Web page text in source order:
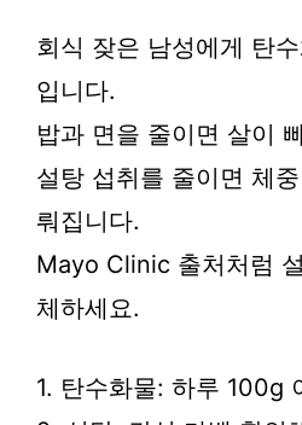
회식 잦은 남성에게 탄
입니다.
밥과 면을 줄이면 살이
설탕 섭취를 줄이면 체
뤄집니다.
Mayo Clinic 출처처럼
체하세요.
1. 탄수화물: 하루 100g